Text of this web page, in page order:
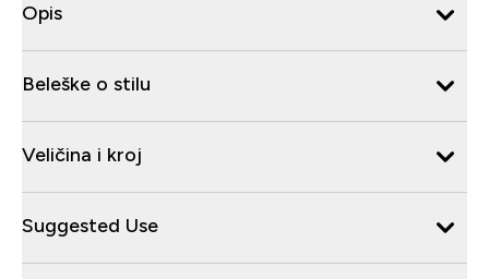
Opis
Beleške o stilu
Veličina i kroj
Suggested Use